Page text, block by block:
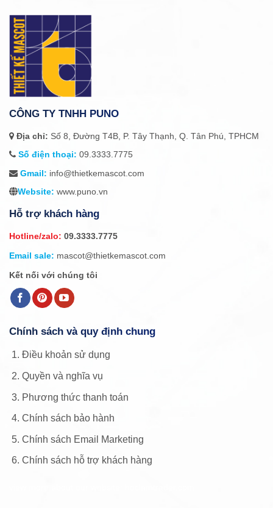
CÔNG TY TNHH PUNO
Địa chỉ: Số 8, Đường T4B, P. Tây Thạnh, Q. Tân Phú, TPHCM
Số điện thoại: 09.3333.7775
Gmail: info@thietkemascot.com
Website: www.puno.vn
Hỗ trợ khách hàng
Hotline/zalo: 09.3333.7775
Email sale: mascot@thietkemascot.com
Kết nối với chúng tôi
Chính sách và quy định chung
Điều khoản sử dụng
Quyền và nghĩa vụ
Phương thức thanh toán
Chính sách bảo hành
Chính sách Email Marketing
Chính sách hỗ trợ khách hàng